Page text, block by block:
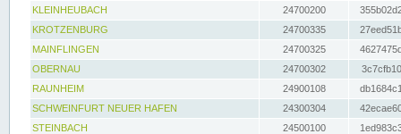
KLEINHEUBACH 24700200
KROTZENBURG
24700335
MAINFLINGEN
24700325
OBERNAU
24700302
RAUNHEIM
24900108
SCHWEINFURT NEUER HAFEN
24300304
STEINBACH
24500100